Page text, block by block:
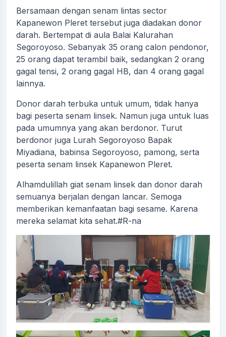
Bersamaan dengan senam lintas sector
Kapanewon Pleret tersebut juga diadakan donor
darah. Bertempat di aula Balai Kalurahan
Segoroyoso. Sebanyak 35 orang calon pendonor,
25 orang dapat terambil baik, sedangkan 2 orang
gagal tensi, 2 orang gagal HB, dan 4 orang gagal
lainnya.
Donor darah terbuka untuk umum, tidak hanya
bagi peserta senam linsek. Namun juga untuk luas
pada umumnya yang akan berdonor. Turut
berdonor juga Lurah Segoroyoso Bapak
Miyadiana, babinsa Segoroyoso, pamong, serta
peserta senam linsek Kapanewon Pleret.
Alhamdulillah giat senam linsek dan donor darah
semuanya berjalan dengan lancar. Semoga
memberikan kemanfaatan bagi sesame. Karena
mereka selamat kita sehat.#R-na